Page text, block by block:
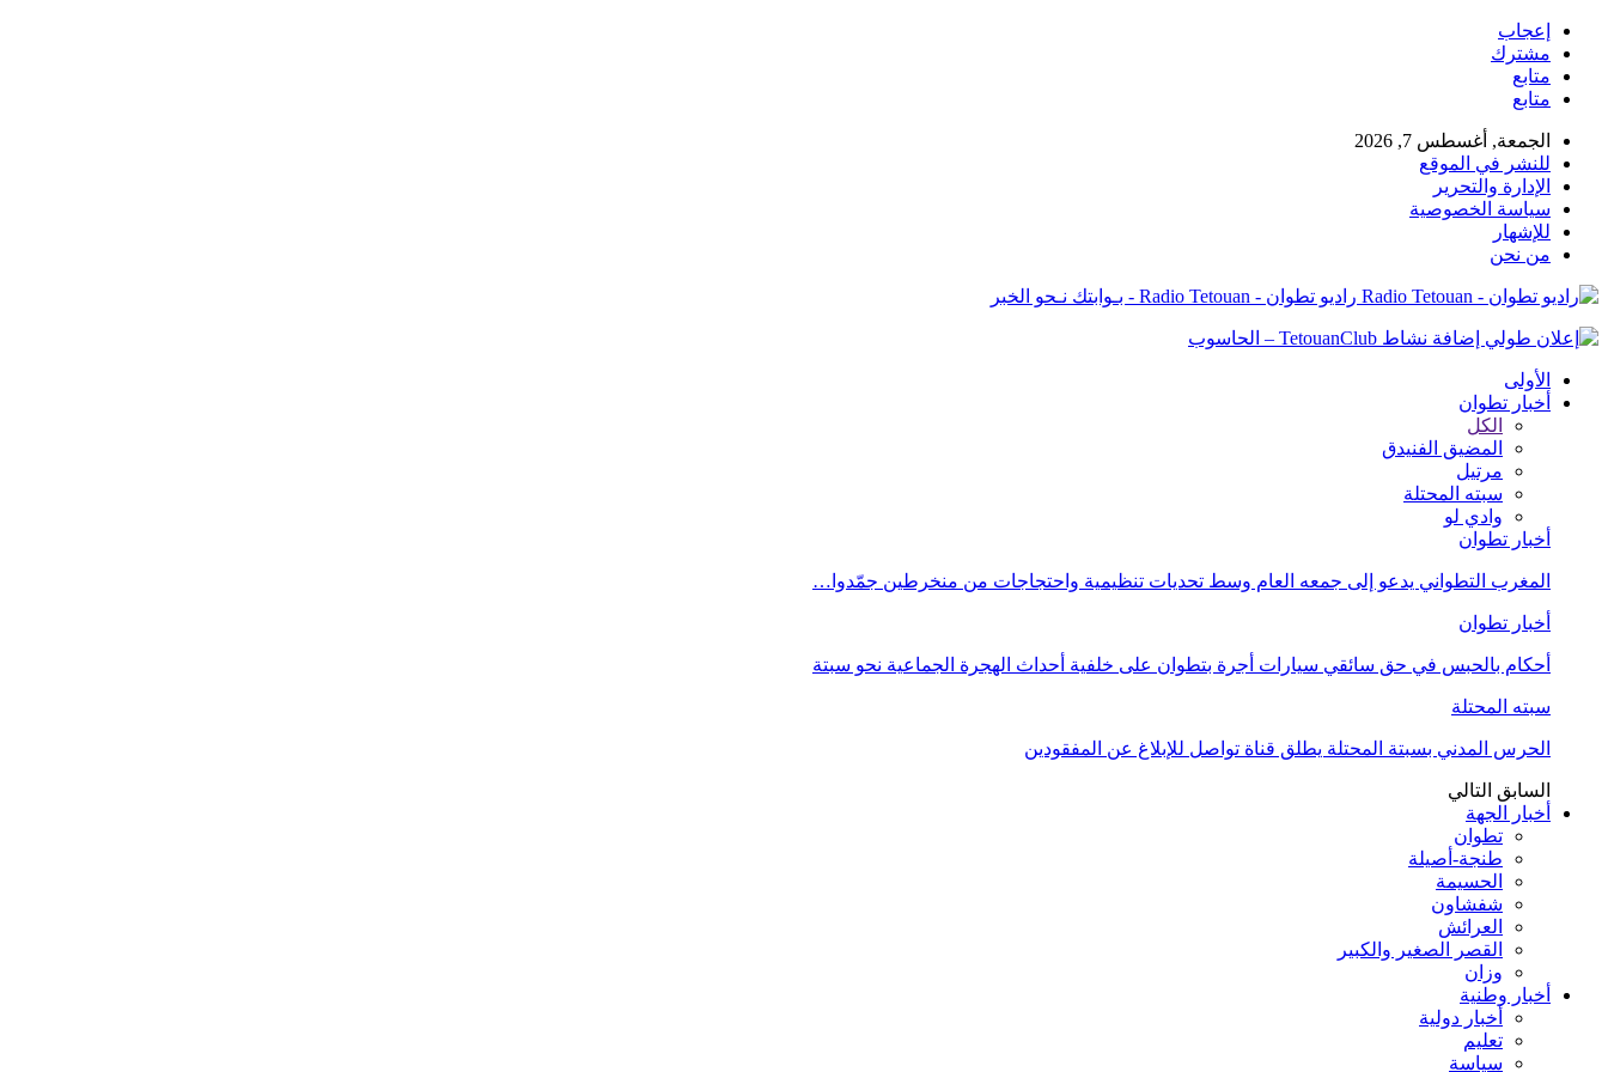
إعجاب
مشترك
متابع
متابع
الجمعة, أغسطس 7, 2026
للنشر في الموقع
الإدارة والتحرير
سياسة الخصوصية
للإشهار
من نحن
راديو تطوان - Radio Tetouan - بـوابتك نـحو الخبر
الأولى
أخبار تطوان
الكل
المضيق الفنيدق
مرتيل
سبته المحتلة
وادي لو
أخبار تطوان
المغرب التطواني يدعو إلى جمعه العام وسط تحديات تنظيمية واحتجاجات من منخرطين جمّدوا…
أخبار تطوان
أحكام بالحبس في حق سائقي سيارات أجرة بتطوان على خلفية أحداث الهجرة الجماعية نحو سبتة
سبته المحتلة
الحرس المدني بسبتة المحتلة يطلق قناة تواصل للإبلاغ عن المفقودين
السابق التالي
أخبار الجهة
تطوان
طنجة-أصيلة
الحسيمة
شفشاون
العرائش
القصر الصغير والكبير
وزان
أخبار وطنية
أخبار دولية
تعليم
سياسة